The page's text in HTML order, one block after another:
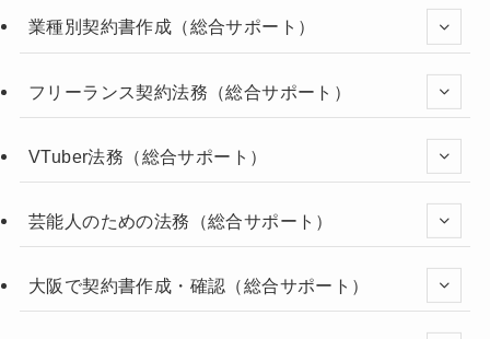
業種別契約書作成（総合サポート）
フリーランス契約法務（総合サポート）
VTuber法務（総合サポート）
芸能人のための法務（総合サポート）
大阪で契約書作成・確認（総合サポート）